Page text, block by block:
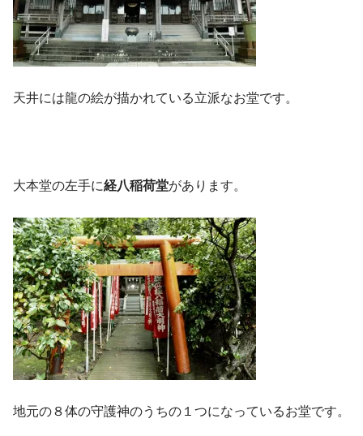
天井には龍の絵が描かれている立派なお堂です。
大本堂の左手に経八稲荷堂があります。
地元の８体の守護神のうちの１つになっているお堂です。